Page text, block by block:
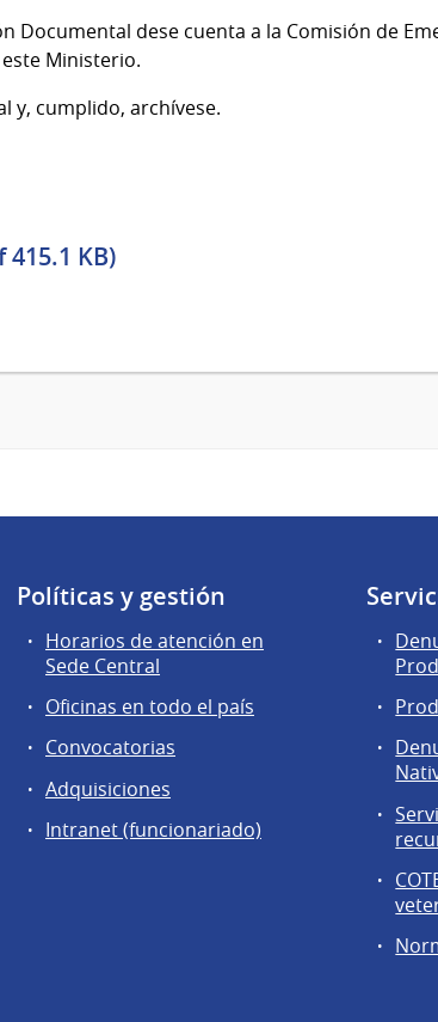
Documental dese cuenta a la Comisión de
Ministerio.
y, cumplido, archívese.
KB)
Políticas y gestión
Horarios de atención en
Sede Central
Oficinas en todo el país
Convocatorias
Adquisiciones
Intranet (funcionariado)